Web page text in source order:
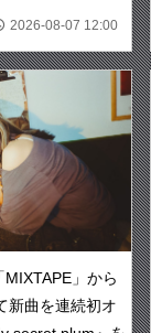
2026-08-07 12:00
」から
新曲を連続初オ